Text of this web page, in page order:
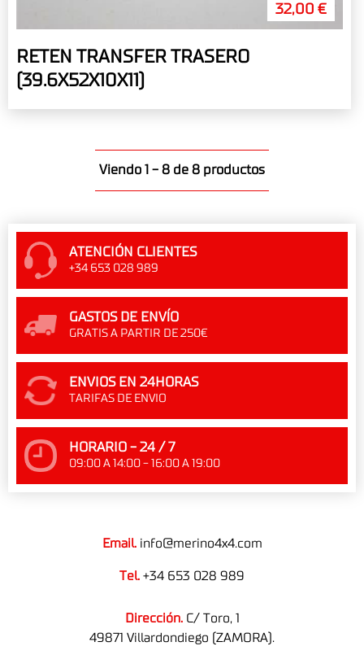
32,00 €
RETEN TRANSFER TRASERO
(39.6X52X10X11)
Viendo 1 - 8 de 8 productos
ATENCIÓN CLIENTES
+34 653 028 989
GASTOS DE ENVÍO
GRATIS A PARTIR DE 250€
ENVIOS EN 24HORAS
TARIFAS DE ENVIO
HORARIO - 24 / 7
09:00 A 14:00 - 16:00 A 19:00
Email. info@merino4x4.com
Tel. +34 653 028 989
Dirección.C/ Toro, 1
49871 Villardondiego (ZAMORA).